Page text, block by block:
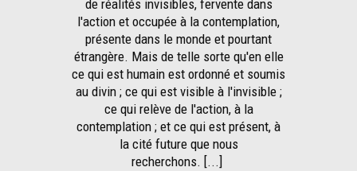
de réalités invisibles, fervente dans
l'action et occupée à la contemplation,
présente dans le monde et pourtant
étrangère. Mais de telle sorte qu'en elle
ce qui est humain est ordonné et soumis
au divin ; ce qui est visible à l'invisible ;
ce qui relève de l'action, à la
contemplation ; et ce qui est présent, à
la cité future que nous
recherchons. [...]